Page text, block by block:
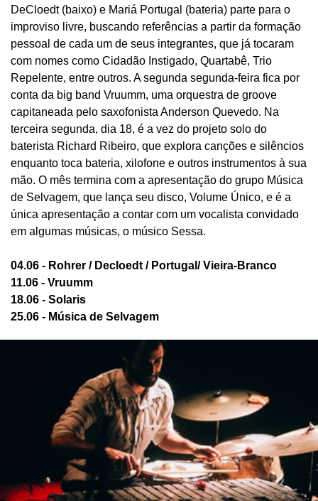
DeCloedt (baixo) e Mariá Portugal (bateria) parte para o
improviso livre, buscando referências a partir da formação
pessoal de cada um de seus integrantes, que já tocaram
com nomes como Cidadão Instigado, Quartabê, Trio
Repelente, entre outros. A segunda segunda-feira fica por
conta da big band Vruumm, uma orquestra de groove
capitaneada pelo saxofonista Anderson Quevedo. Na
terceira segunda, dia 18, é a vez do projeto solo do
baterista Richard Ribeiro, que explora canções e silêncios
enquanto toca bateria, xilofone e outros instrumentos à sua
mão. O mês termina com a apresentação do grupo Música
de Selvagem, que lança seu disco, Volume Único, e é a
única apresentação a contar com um vocalista convidado
em algumas músicas, o músico Sessa.
04.06 - Rohrer / Decloedt / Portugal/ Vieira-Branco
11.06 - Vruumm
18.06 - Solaris
25.06 - Música de Selvagem